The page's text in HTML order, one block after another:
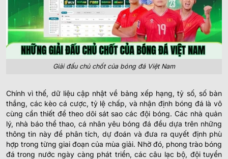
Giải đấu chủ chốt của bóng đá Việt Nam
Chính vì thế, dữ liệu cập nhật về bảng xếp hạng, tỷ số, số bàn
thắng, các kèo cá cược, tỷ lệ chấp, và nhận định bóng đá là vô
cùng cần thiết để theo dõi sát sao các đội bóng. Các nhà quản
lý, nhà báo thể thao, cá nhân yêu bóng đá đều dựa trên những
thông tin này để phân tích, dự đoán và đưa ra quyết định phù
hợp trong từng giai đoạn của mùa giải. Nhờ đó, phong trào bóng
đá trong nước ngày càng phát triển, các câu lạc bộ, đội tuyển